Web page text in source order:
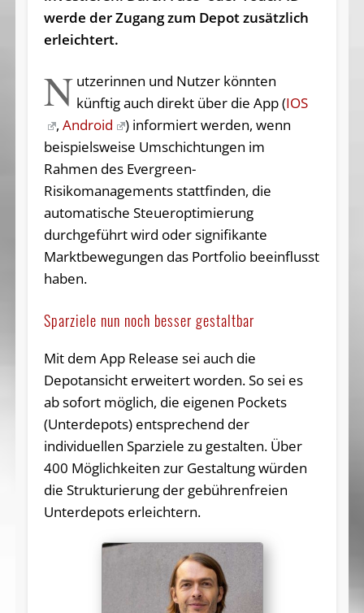
werde der Zugang zum Depot zusätzlich
erleichtert.
N utzerinnen und Nutzer könnten
künftig auch direkt über die App (IOS
, Android
) informiert werden, wenn
beispielsweise Umschichtungen im
Rahmen des Evergreen-
Risikomanagements stattfinden, die
automatische Steueroptimierung
durchgeführt wird oder signifikante
Marktbewegungen das Portfolio beeinflusst
haben.
Sparziele nun noch besser gestaltbar
Mit dem App Release sei auch die
Depotansicht erweitert worden. So sei es
ab sofort möglich, die eigenen Pockets
(Unterdepots) entsprechend der
individuellen Sparziele zu gestalten. Über
400 Möglichkeiten zur Gestaltung würden
die Strukturierung der gebührenfreien
Unterdepots erleichtern.